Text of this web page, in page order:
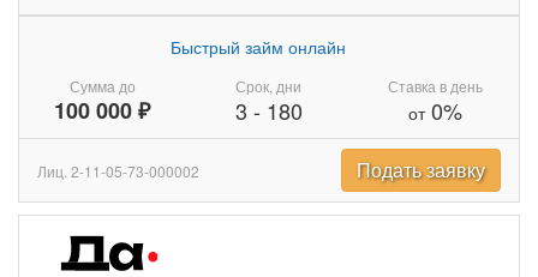
Сумма до
100 000 ₽
Быстрый займ онлайн
Срок, дни
3 - 180
Ставка в день
от0%
Лиц. 2-11-05-73-000002 Подать заявку